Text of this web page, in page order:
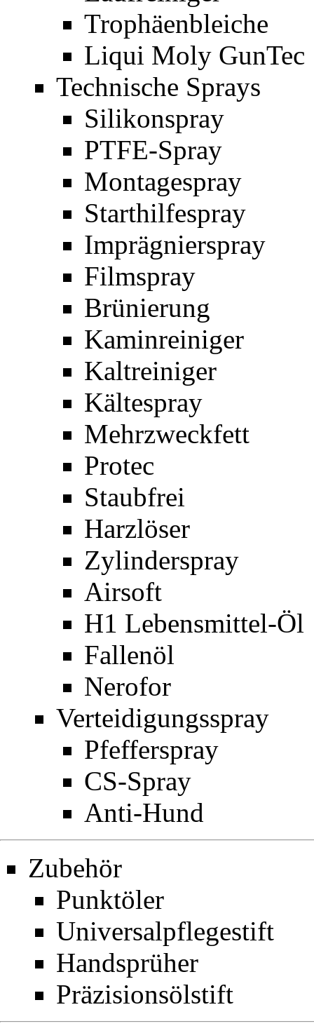
Trophäenbleiche
Liqui Moly GunTec
Technische Sprays
Silikonspray
PTFE-Spray
Montagespray
Starthilfespray
Imprägnierspray
Filmspray
Brünierung
Kaminreiniger
Kaltreiniger
Kältespray
Mehrzweckfett
Protec
Staubfrei
Harzlöser
Zylinderspray
Airsoft
H1 Lebensmittel-Öl
Fallenöl
Nerofor
Verteidigungsspray
Pfefferspray
CS-Spray
Anti-Hund
Zubehör
Punktöler
Universalpflegestift
Handsprüher
Präzisionsölstift